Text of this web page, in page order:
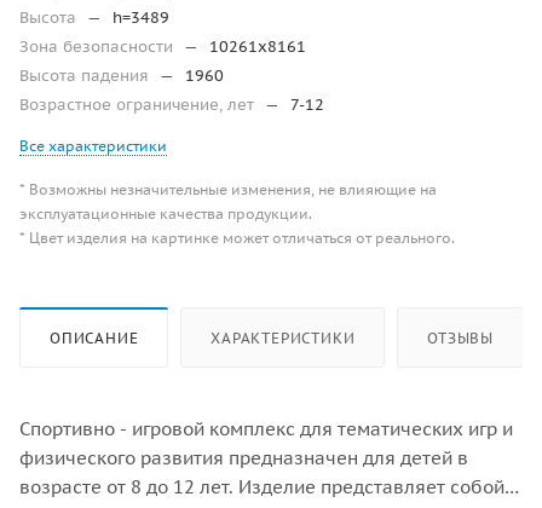
Высота
—
h=3489
Зона безопасности
—
10261х8161
Высота падения
—
1960
Возрастное ограничение, лет — 7-12
Все характеристики
* Возможны незначительные изменения, не влияющие на
эксплуатационные качества продукции.
* Цвет изделия на картинке может отличаться от реального.
ОПИСАНИЕ ХАРАКТЕРИСТИКИ ОТЗЫВЫ
Спортивно - игровой комплекс для тематических игр и
физического развития предназначен для детей в
возрасте от 8 до 12 лет. Изделие представляет собой